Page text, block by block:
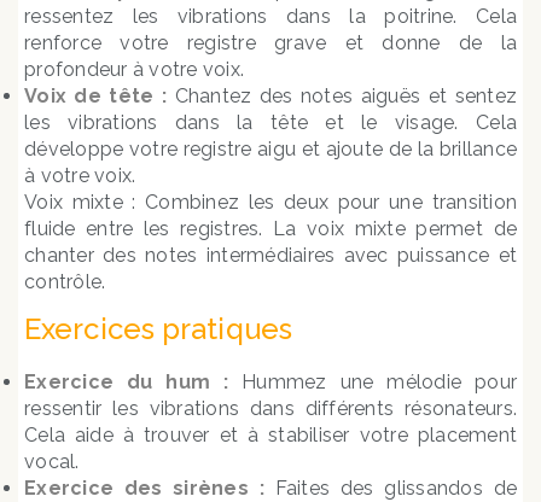
ressentez les vibrations dans la poitrine. Cela
renforce votre registre grave et donne de la
profondeur à votre voix.
Voix de tête : Chantez des notes aiguës et sentez
les vibrations dans la tête et le visage. Cela
développe votre registre aigu et ajoute de la brillance
à votre voix.
Voix mixte : Combinez les deux pour une transition
fluide entre les registres. La voix mixte permet de
chanter des notes intermédiaires avec puissance et
contrôle.
Exercices pratiques
Exercice du hum : Hummez une mélodie pour
ressentir les vibrations dans différents résonateurs.
Cela aide à trouver et à stabiliser votre placement
vocal.
Exercice des sirènes :Faites des glissandos de